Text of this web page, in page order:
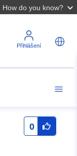
How do you know?
Přihlášení
0